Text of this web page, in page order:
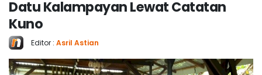
Datu Kalampayan Lewat Catatan
Kuno
Editor : Asril Astian